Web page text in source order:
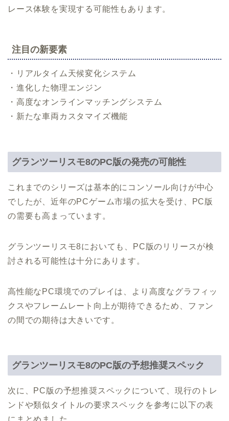
レース体験を実現する可能性もあります。
注目の新要素
・リアルタイム天候変化システム
・進化した物理エンジン
・高度なオンラインマッチングシステム
・新たな車両カスタマイズ機能
グランツーリスモ8のPC版の発売の可能性
これまでのシリーズは基本的にコンソール向けが中心
でしたが、近年のPCゲーム市場の拡大を受け、PC版
の需要も高まっています。
グランツーリスモ8においても、PC版のリリースが検
討される可能性は十分にあります。
高性能なPC環境でのプレイは、より高度なグラフィッ
クスやフレームレート向上が期待できるため、ファン
の間での期待は大きいです。
グランツーリスモ8のPC版の予想推奨スペック
次に、PC版の予想推奨スペックについて、現行のトレ
ンドや類似タイトルの要求スペックを参考に以下の表
にまとめました。